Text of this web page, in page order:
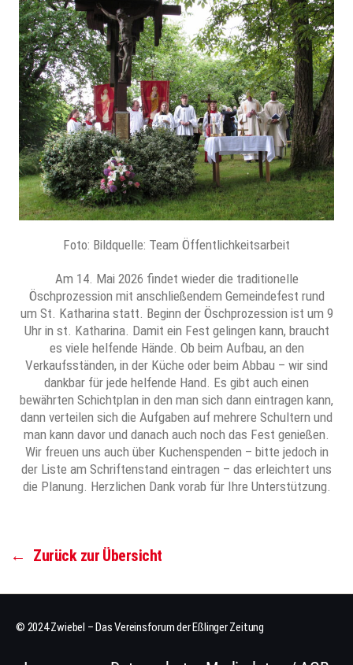
Foto: Bildquelle: Team Öffentlichkeitsarbeit
Am 14. Mai 2026 findet wieder die traditionelle
Öschprozession mit anschließendem Gemeindefest rund
um St. Katharina statt. Beginn der Öschprozession ist um 9
Uhr in st. Katharina. Damit ein Fest gelingen kann, braucht
es viele helfende Hände. Ob beim Aufbau, an den
Verkaufsständen, in der Küche oder beim Abbau – wir sind
dankbar für jede helfende Hand. Es gibt auch einen
bewährten Schichtplan in den man sich dann eintragen kann,
dann verteilen sich die Aufgaben auf mehrere Schultern und
man kann davor und danach auch noch das Fest genießen.
Wir freuen uns auch über Kuchenspenden – bitte jedoch in
der Liste am Schriftenstand eintragen – das erleichtert uns
die Planung. Herzlichen Dank vorab für Ihre Unterstützung.
← Zurück zur Übersicht
© 2024 Zwiebel – Das Vereinsforum der Eßlinger Zeitung